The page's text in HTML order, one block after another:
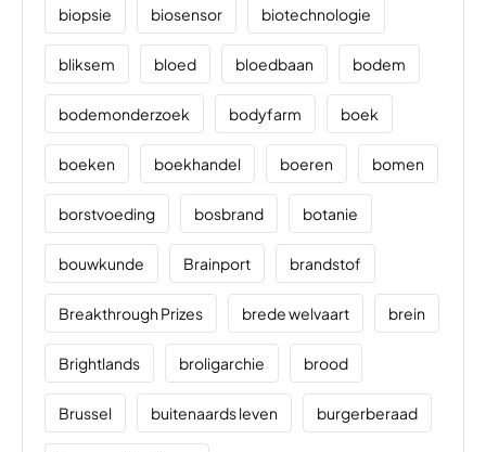
biopsie biosensor biotechnologie
bliksem bloed bloedbaan bodem
bodemonderzoek bodyfarm boek
boeken boekhandel boeren bomen
borstvoeding bosbrand botanie
bouwkunde Brainport brandstof
Breakthrough Prizes brede welvaart brein
Brightlands broligarchie brood
Brussel buitenaards leven burgerberaad